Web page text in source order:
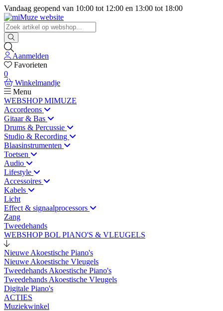
Vandaag geopend van 10:00 tot 12:00 en 13:00 tot 18:00
Aanmelden
Favorieten
0
Winkelmandje
Menu
WEBSHOP MIMUZE
Accordeons
Gitaar & Bas
Drums & Percussie
Studio & Recording
Blaasinstrumenten
Toetsen
Audio
Lifestyle
Accessoires
Kabels
Licht
Effect & signaalprocessors
Zang
Tweedehands
WEBSHOP BOL PIANO'S & VLEUGELS
Nieuwe Akoestische Piano's
Nieuwe Akoestische Vleugels
Tweedehands Akoestische Piano's
Tweedehands Akoestische Vleugels
Digitale Piano's
ACTIES
Muziekwinkel